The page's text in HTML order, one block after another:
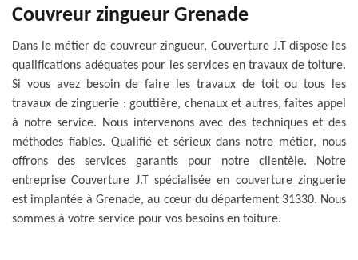
Couvreur zingueur Grenade
Dans le métier de couvreur zingueur, Couverture J.T dispose les
qualifications adéquates pour les services en travaux de toiture.
Si vous avez besoin de faire les travaux de toit ou tous les
travaux de zinguerie : gouttière, chenaux et autres, faites appel
à notre service. Nous intervenons avec des techniques et des
méthodes fiables. Qualifié et sérieux dans notre métier, nous
offrons des services garantis pour notre clientèle. Notre
entreprise Couverture J.T spécialisée en couverture zinguerie
est implantée à Grenade, au cœur du département 31330. Nous
sommes à votre service pour vos besoins en toiture.